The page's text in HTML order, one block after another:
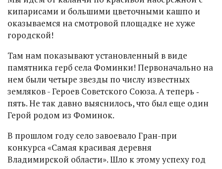
кипарисами и большими цветочными кашпо и
оказываемся на смотровой площадке не хуже
городской!
Там нам показывают установленный в виде
памятника герб села Фоминки! Первоначально на
нем были четыре звезды по числу известных
земляков - Героев Советского Союза. А теперь ‑
пять. Не так давно выяснилось, что был еще один
Герой родом из Фоминок.
В прошлом году село завоевало Гран-при
конкурса «Самая красивая деревня
Владимирской области». Шло к этому успеху год